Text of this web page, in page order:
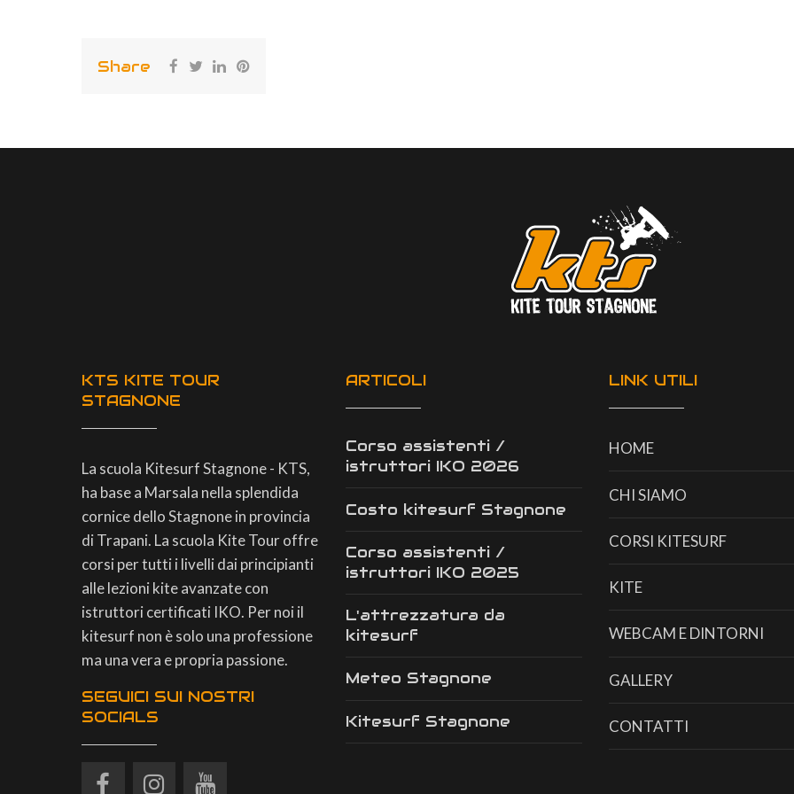
Share
KTS KITE TOUR
STAGNONE
La scuola Kitesurf Stagnone - KTS,
ha base a Marsala nella splendida
cornice dello Stagnone in provincia
di Trapani. La scuola Kite Tour offre
corsi per tutti i livelli dai principianti
alle lezioni kite avanzate con
istruttori certificati IKO. Per noi il
kitesurf non è solo una professione
ma una vera e propria passione.
SEGUICI SUI NOSTRI
SOCIALS
ARTICOLI
Corso assistenti /
istruttori IKO 2026
Costo kitesurf Stagnone
Corso assistenti /
istruttori IKO 2025
L'attrezzatura da
kitesurf
Meteo Stagnone
Kitesurf Stagnone
LINK UTILI
HOME
CHI SIAMO
CORSI KITESURF
KITE
WEBCAM E DINTORNI
GALLERY
CONTATTI